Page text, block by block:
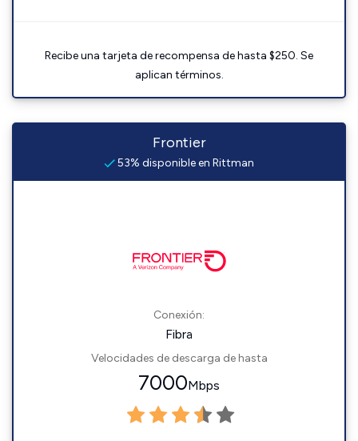
Recibe una tarjeta de recompensa de hasta $250. Se
aplican términos.
Frontier
53% disponible en Rittman
Conexión:
Fibra
Velocidades de descarga de hasta
7000Mbps